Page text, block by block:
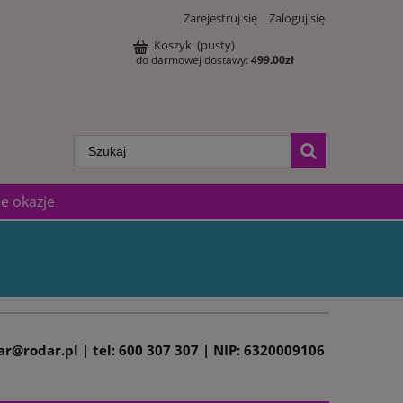
Zarejestruj się
Zaloguj się
Koszyk:(pusty)
do darmowej dostawy: 499.00zł
okazje
| tel: 600 307 307 | NIP: 6320009106